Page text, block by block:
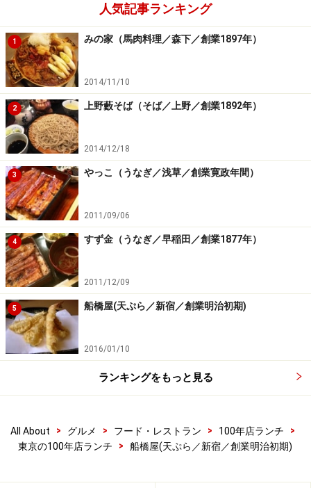
人気記事ランキング
1 みの家（馬肉料理／森下／創業1897年）
2014/11/10
2 上野藪そば（そば／上野／創業1892年）
2014/12/18
3 やっこ（うなぎ／浅草／創業寛政年間）
2011/09/06
4 すず金（うなぎ／早稲田／創業1877年）
2011/12/09
5 船橋屋(天ぷら／新宿／創業明治初期)
2016/01/10
ランキングをもっと見る
All About > グルメ > フード・レストラン > 100年店ランチ
>
東京の100年店ランチ
> 船橋屋(天ぷら／新宿／創業明治初期)